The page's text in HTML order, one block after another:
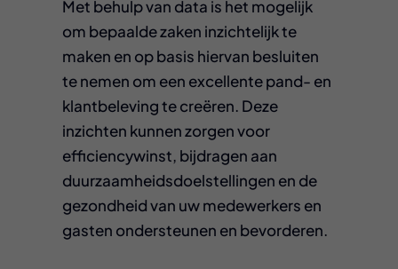
Met behulp van data is het mogelijk
om bepaalde zaken inzichtelijk te
maken en op basis hiervan besluiten
te nemen om een excellente pand- en
klantbeleving te creëren. Deze
inzichten kunnen zorgen voor
efficiencywinst, bijdragen aan
duurzaamheidsdoelstellingen en de
gezondheid van uw medewerkers en
gasten ondersteunen en bevorderen.